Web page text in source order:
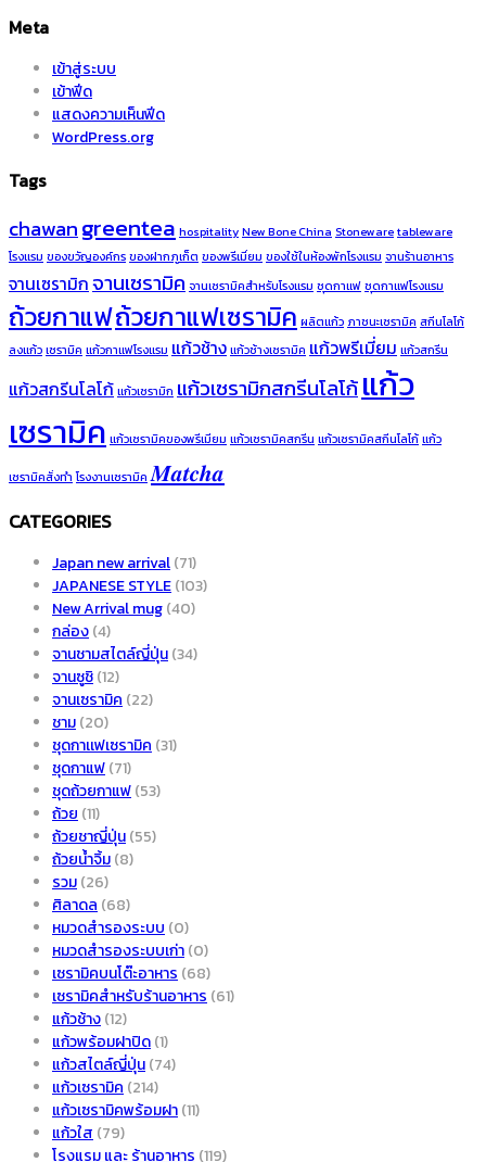
Meta
เข้าสู่ระบบ
เข้าฟีด
แสดงความเห็นฟีด
WordPress.org
Tags
chawangreentea hospitalityNew Bone China Stonewaretableware
โรงแรม ของขวัญองค์กรของฝากภูเก็ต ของพรีเมี่ยม ของใช้ในห้องพักโรงแรม จานร้านอาหาร
จานเซรามิกจานเซรามิค จานเซรามิคสำหรับโรงแรม ชุดกาแฟชุดกาแฟโรงแรม
ถ้วยกาแฟถ้วยกาแฟเซรามิค ผลิตแก้ว ภาชนะเซรามิค สกีนโลโก้
ลงแก้วเซรามิค แก้วกาแฟโรงแรม แก้วช้างแก้วช้างเซรามิค แก้วพรีเมี่ยม แก้วสกรีน
แก้วสกรีนโลโก้แก้วเซรามิก แก้วเซรามิกสกรีนโลโก้แก้ว
เซรามิคแก้วเซรามิคของพรีเมียม แก้วเซรามิคสกรีน แก้วเซรามิคสกีนโลโก้แก้ว
เซรามิคสั่งทำ โรงงานเซรามิค 𝑴𝒂𝒕𝒄𝒉𝒂
CATEGORIES
Japan new arrival(71)
JAPANESE STYLE(103)
New Arrival mug(40)
กล่อง(4)
จานชามสไตล์ญี่ปุ่น(34)
จานซูชิ(12)
จานเซรามิค (22)
ชาม(20)
ชุดกาเเฟเซรามิค (31)
ชุดกาแฟ(71)
ชุดถ้วยกาแฟ(53)
ถ้วย (11)
ถ้วยชาญี่ปุ่น(55)
ถ้วยน้ำจิ้ม(8)
รวม(26)
ศิลาดล (68)
หมวดสำรองระบบ (0)
หมวดสำรองระบบเก่า(0)
เซรามิคบนโต๊ะอาหาร (68)
เซรามิคสำหรับร้านอาหาร (61)
แก้วช้าง(12)
แก้วพร้อมฝาปิด(1)
แก้วสไตล์ญี่ปุ่น(74)
แก้วเซรามิค (214)
แก้วเซรามิคพร้อมฝา(11)
แก้วใส (79)
โรงแรม และ ร้านอาหาร (119)